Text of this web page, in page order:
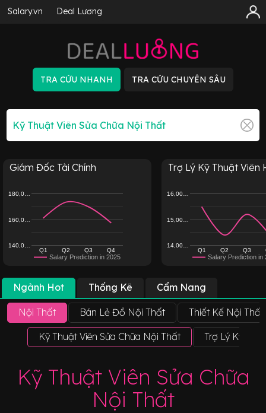
Salary.vn Deal Lương
Giám Đốc Tài Chính
Salary Prediction in 2025
Q1 Q2 Q3 Q4
140,0…
160,0…
180,0…
Trợ Lý Kỹ Thuật Viên
Salary Prediction in
Q1 Q2 Q3
14,00…
15,00…
16,00…
Ngành Hot Thống Kê Cẩm Nang
Nội Thất Bán Lẻ Đồ Nội Thất Thiết Kế Nội Thất
Kỹ Thuật Viên Sửa Chữa Nội Thất Trợ Lý Kỹ
Kỹ Thuật Viên Sửa Chữa
Nội Thất